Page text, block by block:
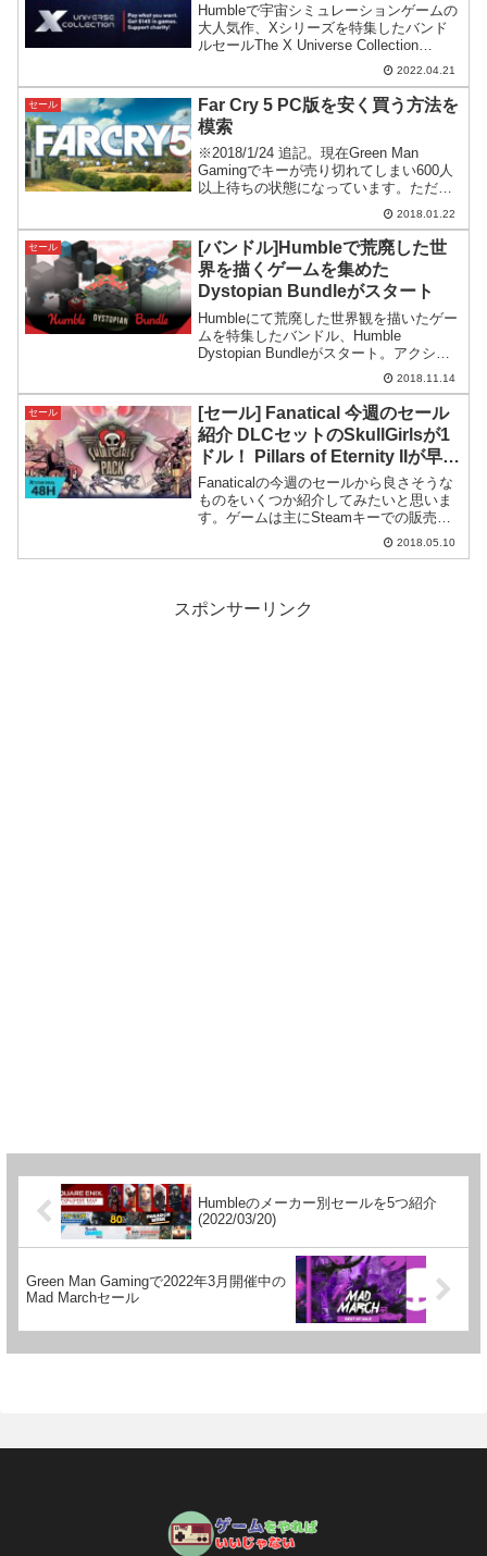
Humbleで宇宙シミュレーションゲームの
大人気作、Xシリーズを特集したバンド
ルセールThe X Universe Collection
Bundleがスタート。シリーズ最新のX4と
そのDLCも対象になっているお買い得な
バンドルです。
2022.04.21
セール
Far Cry 5 PC版を安く買う方法を
模索
※2018/1/24 追記。現在Green Man
Gamingでキーが売り切れてしまい600人
以上待ちの状態になっています。ただ割
引セール期間自体は延長になっているの
で、希望者リストに登録して順番待ちし
ておくかサイトをこまめにチェックし
て...
2018.01.22
セール
[バンドル]Humbleで荒廃した世
界を描くゲームを集めた
Dystopian Bundleがスタート
Humbleにて荒廃した世界観を描いたゲー
ムを特集したバンドル、Humble
Dystopian Bundleがスタート。アクショ
ンゲームあり、名作アドベンチャーあ
り、ホラー系ありと幅広いタイプが含ま
れています。
2018.11.14
セール
[セール] Fanatical 今週のセール
紹介 DLCセットのSkullGirlsが1
ドル！ Pillars of Eternity IIが早く
も22%OFFなどなど
Fanaticalの今週のセールから良さそうな
ものをいくつか紹介してみたいと思いま
す。ゲームは主にSteamキーでの販売で
すが、一部異なります。リリースされた
ばかりのPillars of Eternity II: Deadfireが
2018.05.10
スポンサーリンク
Humbleのメーカー別セールを5つ紹介
(2022/03/20)
Green Man Gamingで2022年3月開催中の
Mad Marchセール